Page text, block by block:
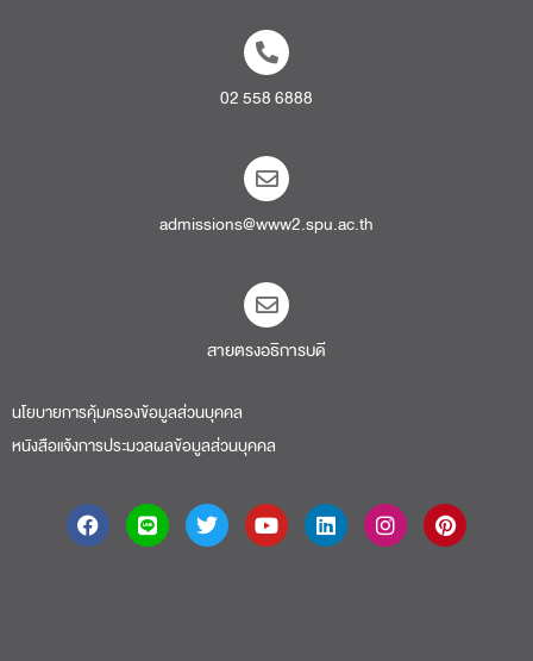
02 558 6888
admissions@www2.spu.ac.th
สายตรงอธิการบดี​
นโยบายการคุ้มครองข้อมูลส่วนบุคคล
หนังสือแจ้งการประมวลผลข้อมูลส่วนบุคคล